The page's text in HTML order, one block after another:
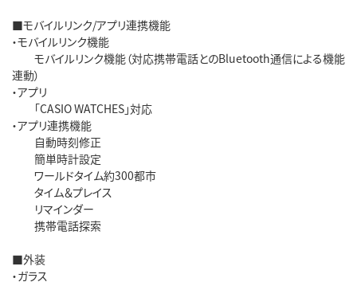
■モバイルリンク/アプリ連携機能
・モバイルリンク機能
モバイルリンク機能（対応携帯電話とのBluetooth通信による機能
連動）
・アプリ
「CASIO WATCHES」対応
・アプリ連携機能
自動時刻修正
簡単時計設定
ワールドタイム約300都市
タイム＆プレイス
リマインダー
携帯電話探索
■外装
・ガラス